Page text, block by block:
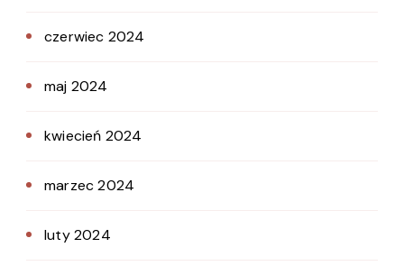
czerwiec 2024
maj 2024
kwiecień 2024
marzec 2024
luty 2024